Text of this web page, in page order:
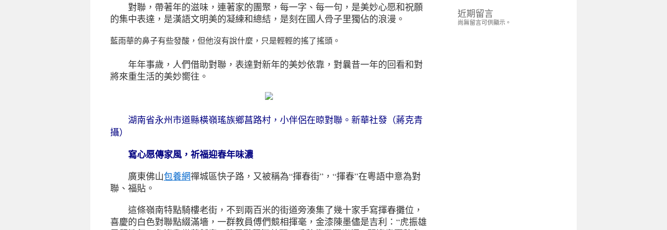
對聯，帶著年的滋味，連著家的團聚，每一字、每一句，是美妙心愿和祝願
的集中表達，是漢語文明美的凝練和總結，是刻在國人骨子里獨佔的浪漫。
藍雨華的鼻子有些發酸，但他沒有說什麼，只是輕輕的搖了搖頭。
年年事歲，人們借助對聯，表達對新年的美妙依靠，對曩昔一年的回看和對
將來重生活的美妙嚮往。
湖南省永州市道縣橫嶺瑤族鄉菖路村，小伴侶在晾對聯。新華社發（蔣克青
攝）
寫心愿傳家風，祈福迎春年味濃
廣東佛山包養網禪城區快子路，又被稱為“揮春街”，“揮春”在粵語中意為對
聯、福貼。
這條嶺南特點騎樓老街，不到兩百米的街道旁湊集了幾十家手寫揮春攤位，
喜慶的白色對聯點綴滿墻，一群教員傅們競相揮毫，金漆陳墨儘是吉利：“虎振雄
近期留言
尚無留言可供顯示。